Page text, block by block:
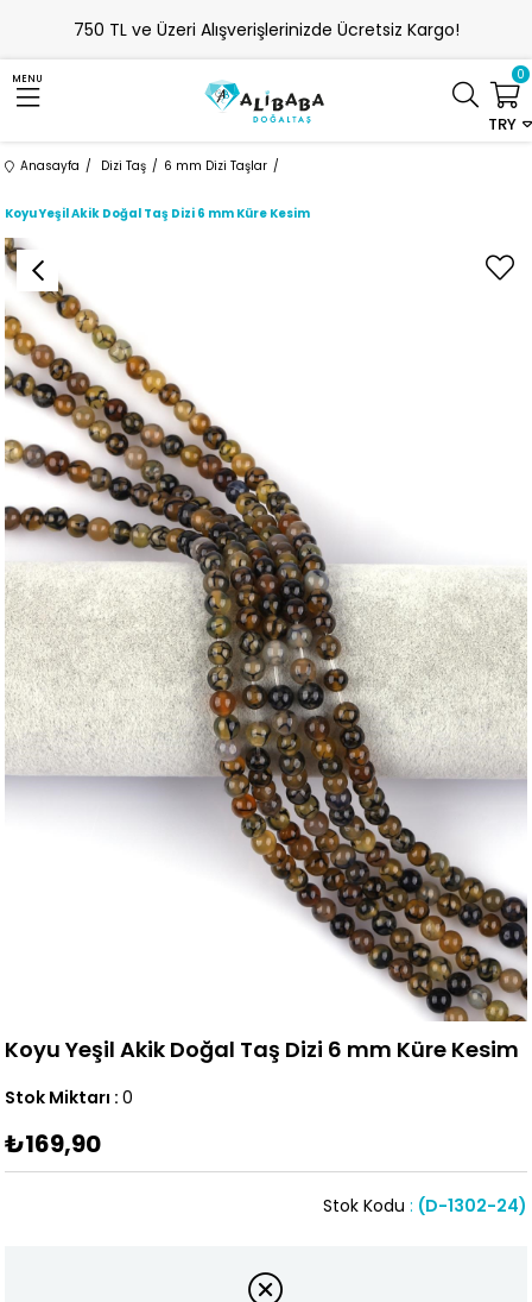
750 TL ve Üzeri Alışverişlerinizde Ücretsiz Kargo!
MENU
TRY
0
Anasayfa Dizi Taş 6 mm Dizi Taşlar
Koyu Yeşil Akik Doğal Taş Dizi 6 mm Küre Kesim
Koyu Yeşil Akik Doğal Taş Dizi 6 mm Küre Kesim
Stok Miktarı : 0
₺169,90
(D-1302-24)
Stok Kodu